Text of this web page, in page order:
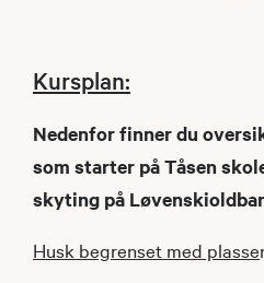
Kursplan:
Nedenfor finner du
som starter på Tåsen
skyting på
Husk begrenset med plasse